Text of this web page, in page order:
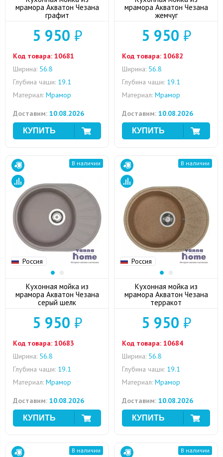
мрамора Акватон Чезана
графит
5 950 ₽
Код товара: 10681
Ширина: 56.8
Глубина чаши: 19.1
Материал: Мрамор
Доставим: 10.08.2026
мрамора Акватон Чезана
жемчуг
5 950 ₽
Код товара: 10682
Ширина: 56.8
Глубина чаши: 19.1
Материал: Мрамор
Доставим: 10.08.2026
Россия
В наличии
Кухонная мойка из
мрамора Акватон Чезана
серый шелк
5 950 ₽
Код товара: 10683
Ширина: 56.8
Глубина чаши: 19.1
Материал: Мрамор
Доставим: 10.08.2026
Россия
В наличии
Кухонная мойка из
мрамора Акватон Чезана
терракот
5 950 ₽
Код товара: 10684
Ширина: 56.8
Глубина чаши: 19.1
Материал: Мрамор
Доставим: 10.08.2026
В наличии В наличии